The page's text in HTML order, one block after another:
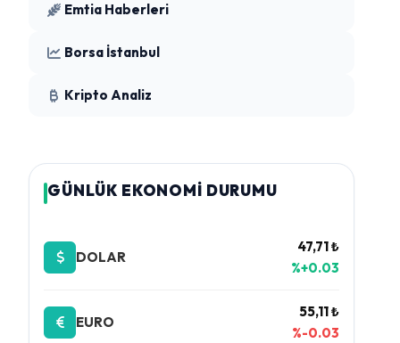
Emtia Haberleri
Borsa İstanbul
Kripto Analiz
GÜNLÜK EKONOMİ DURUMU
DOLAR
47,71 ₺
%+0.03
EURO
55,11 ₺
%-0.03